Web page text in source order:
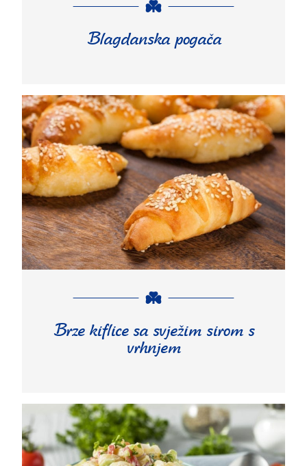
Blagdanska pogača
Brze kiflice sa svježim sirom s
vrhnjem